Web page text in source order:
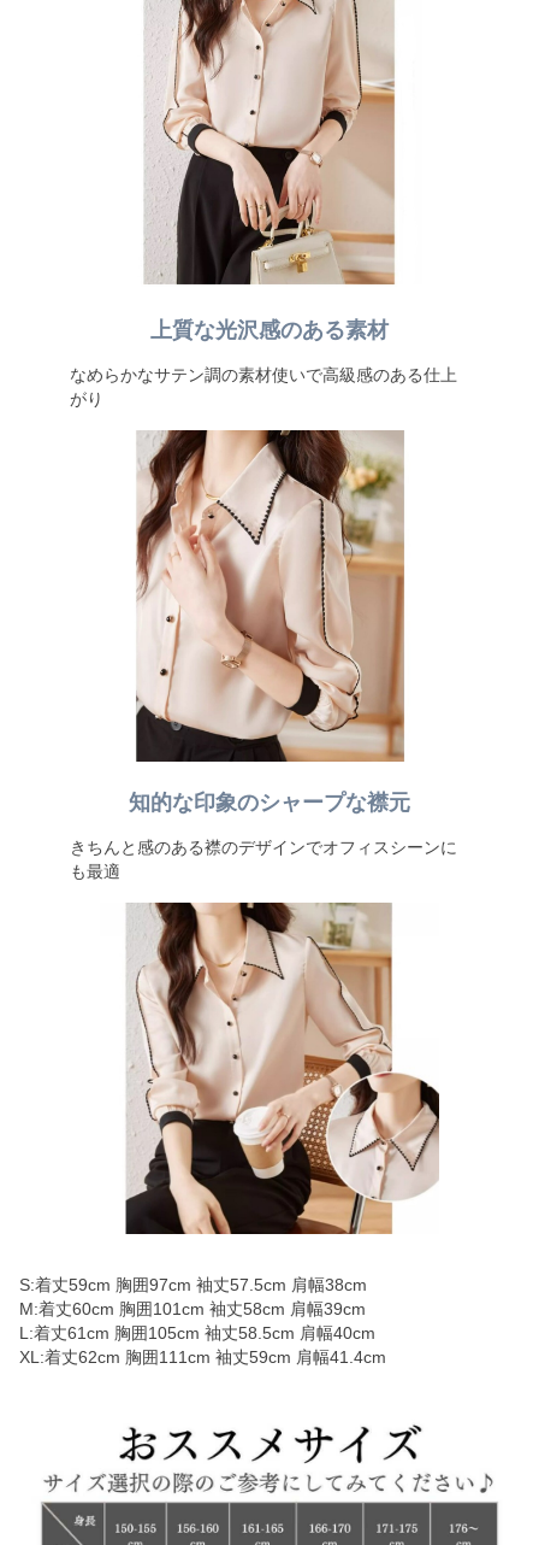
上質な光沢感のある素材
なめらかなサテン調の素材使いで高級感のある仕上
がり
知的な印象のシャープな襟元
きちんと感のある襟のデザインでオフィスシーンに
も最適
S:着丈59cm 胸囲97cm 袖丈57.5cm 肩幅38cm
M:着丈60cm 胸囲101cm 袖丈58cm 肩幅39cm
L:着丈61cm 胸囲105cm 袖丈58.5cm 肩幅40cm
XL:着丈62cm 胸囲111cm 袖丈59cm 肩幅41.4cm